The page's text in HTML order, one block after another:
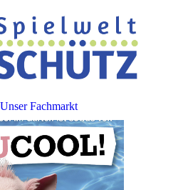
Unser Fachmarkt